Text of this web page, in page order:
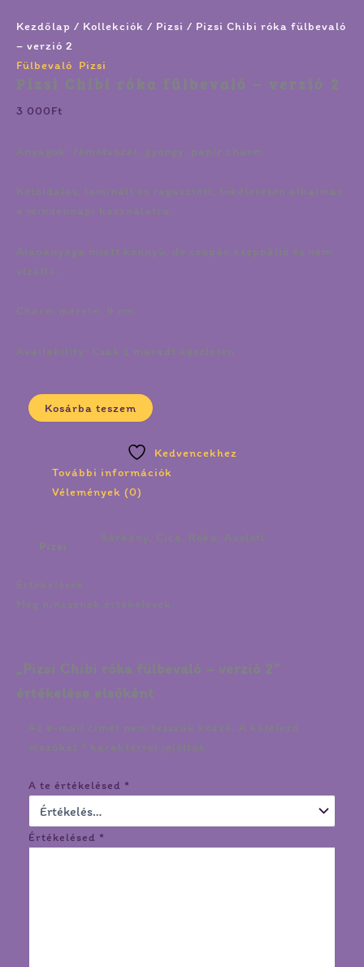
Kezdőlap / Kollekciók / Pizsi / Pizsi Chibi róka fülbevaló
– verzió 2
Fülbevaló, Pizsi
Pizsi Chibi róka fülbevaló – verzió 2
3 000Ft
Anyagok: fémötvözet, gyöngy, papír charm
Kétoldalas, laminált és ragasztott, tökéletesen alkalmas
a mindennapi használatra.
Alapanyaga miatt könnyű, de csupán cseppálló és nem
vízálló.
Charm mérete: 4 cm
Availability: Csak 1 maradt készleten
Kosárba teszem
Kedvencekhez
További információk
Vélemények (0)
Pizsi
Sárkány, Cica, Róka, Axolotl
Értékelések
Még nincsenek értékelések.
„Pizsi Chibi róka fülbevaló – verzió 2”
értékelése elsőként
Az e-mail címet nem tesszük közzé. A kötelező
mezőket * karakterrel jelöltük
A te értékelésed *
Értékelésed *